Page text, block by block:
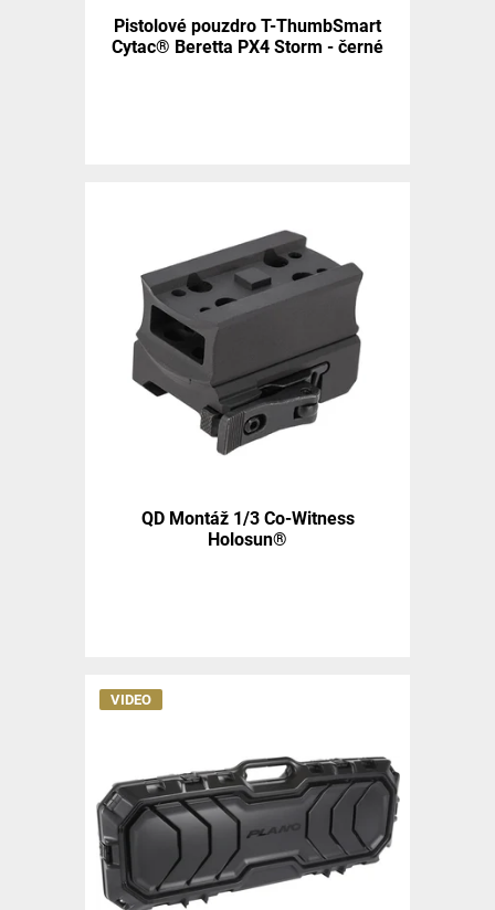
Pistolové pouzdro T-ThumbSmart
Cytac® Beretta PX4 Storm - černé
QD Montáž 1/3 Co-Witness
Holosun®
VIDEO